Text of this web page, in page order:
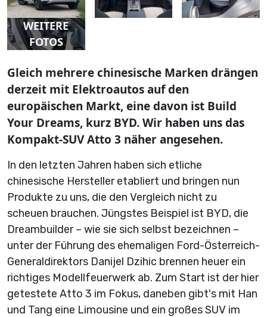
WEITERE
FOTOS
Gleich mehrere chinesische Marken drängen
derzeit mit Elektroautos auf den
europäischen Markt, eine davon ist Build
Your Dreams, kurz BYD. Wir haben uns das
Kompakt-SUV Atto 3 näher angesehen.
In den letzten Jahren haben sich etliche
chinesische Hersteller etabliert und bringen nun
Produkte zu uns, die den Vergleich nicht zu
scheuen brauchen. Jüngstes Beispiel ist BYD, die
Dreambuilder – wie sie sich selbst bezeichnen –
unter der Führung des ehemaligen Ford-Österreich-
Generaldirektors Danijel Dzihic brennen heuer ein
richtiges Modellfeuerwerk ab. Zum Start ist der hier
getestete Atto 3 im Fokus, daneben gibt's mit Han
und Tang eine Limousine und ein großes SUV im